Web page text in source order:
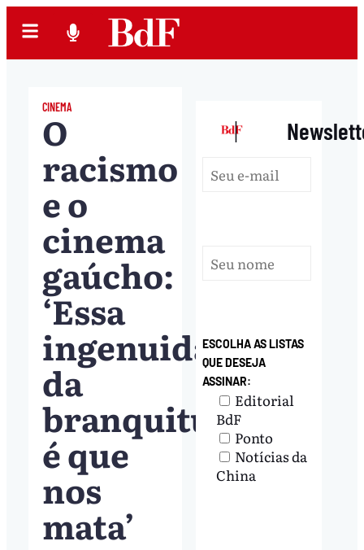
CINEMA
O
racismo
e o
cinema
gaúcho:
‘Essa
ingenuidade
da
branquitude
é que
nos
mata’
|
ESCOLHA AS LISTAS
QUE DESEJA
ASSINAR:
Editorial
BdF
Ponto
Notícias da
China